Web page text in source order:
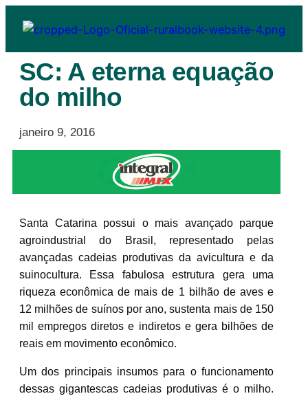
SC: A eterna equação
do milho
janeiro 9, 2016
Santa Catarina possui o mais avançado parque
agroindustrial do Brasil, representado pelas
avançadas cadeias produtivas da avicultura e da
suinocultura. Essa fabulosa estrutura gera uma
riqueza econômica de mais de 1 bilhão de aves e
12 milhões de suínos por ano, sustenta mais de 150
mil empregos diretos e indiretos e gera bilhões de
reais em movimento econômico.
Um dos principais insumos para o funcionamento
dessas gigantescas cadeias produtivas é o milho.